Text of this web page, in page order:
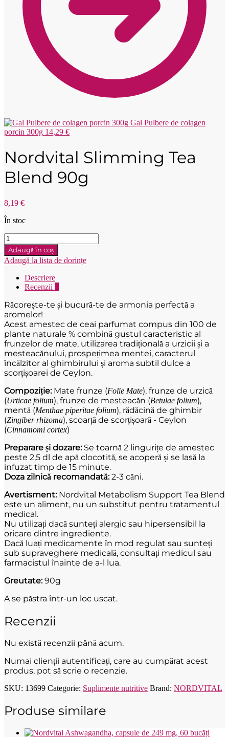
Gal Pulbere de colagen
porcin 300g 14,29 €
Nordvital Slimming Tea
Blend 90g
8,19 €
În stoc
Cantitate
Nordvital
Čajová
zmes
chudnutie
Adaugă în coș
Adaugă la lista de dorințe
Descriere
Recenzii
Răcorește-te și bucură-te de armonia perfectă a
aromelor!
Acest amestec de ceai parfumat compus din 100 de
plante naturale % combină gustul caracteristic al
frunzelor de mate, utilizarea tradițională a urzicii și a
mesteacănului, prospețimea mentei, caracterul
încălzitor al ghimbirului și aroma subtil dulce a
scorțișoarei de Ceylon.
Compoziție: Mate frunze (Folie Mate), frunze de urzică
(Urticae folium), frunze de mesteacăn (Betulae folium),
mentă (Menthae piperitae folium), rădăcină de ghimbir
(Zingiber rhizoma), scoarță de scorțișoară - Ceylon
(Cinnamomi cortex)
Preparare și dozare: Se toarnă 2 lingurițe de amestec
peste 2,5 dl de apă clocotită, se acoperă și se lasă la
infuzat timp de 15 minute.
Doza zilnică recomandată:2-3 căni.
Avertisment:Nordvital Metabolism Support Tea Blend
este un aliment, nu un substitut pentru tratamentul
medical.
Nu utilizați dacă sunteți alergic sau hipersensibil la
oricare dintre ingrediente.
Dacă luați medicamente în mod regulat sau sunteți
sub supraveghere medicală, consultați medicul sau
farmacistul înainte de a-l lua.
Greutate:90g
A se păstra într-un loc uscat.
Recenzii
Nu există recenzii până acum.
Numai clienții autentificați, care au cumpărat acest
produs, pot să scrie o recenzie.
SKU: 13699 Categorie: Suplimente nutritive Brand: NORDVITAL
Produse similare